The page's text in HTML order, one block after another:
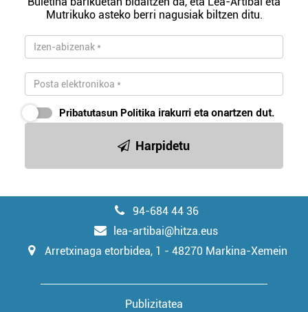
Mutrikuko asteko berri nagusiak biltzen ditu.
Pribatutasun Politika irakurri eta onartzen dut.
Harpidetu
94-684 44 36
lea-artibai@hitza.eus
Arretxinaga etorbidea, 1 - 48270 Markina-Xemein
Publizitatea